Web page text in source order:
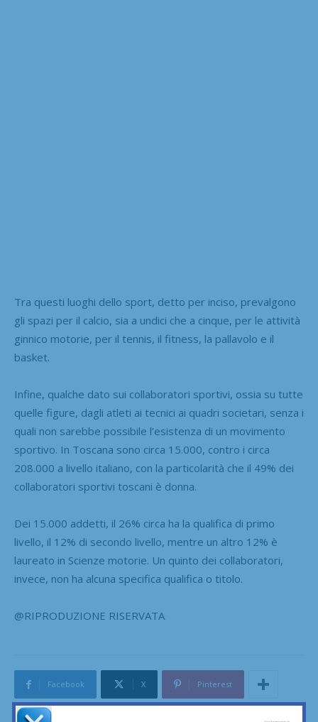
Tra questi luoghi dello sport, detto per inciso, prevalgono
gli spazi per il calcio, sia a undici che a cinque, per le attività
ginnico motorie, per il tennis, il fitness, la pallavolo e il
basket.
Infine, qualche dato sui collaboratori sportivi, ossia su tutte
quelle figure, dagli atleti ai tecnici ai quadri societari, senza i
quali non sarebbe possibile l’esistenza di un movimento
sportivo. In Toscana sono circa 15.000, contro i circa
208.000 a livello italiano, con la particolarità che il 49% dei
collaboratori sportivi toscani è donna.
Dei 15.000 addetti, il 26% circa ha la qualifica di primo
livello, il 12% di secondo livello, mentre un altro 12% è
laureato in Scienze motorie. Un quinto dei collaboratori,
invece, non ha alcuna specifica qualifica o titolo.
@RIPRODUZIONE RISERVATA
Facebook X Pinterest